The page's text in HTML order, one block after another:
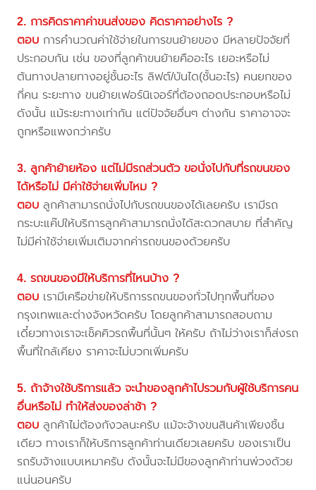
2. การคิดราคาค่าขนส่งของ คิดราคาอย่างไร ?
ตอบ การคำนวณค่าใช้จ่ายในการขนย้ายของ มีหลายปัจจัยที่
ประกอบกัน เช่น ของที่ลูกค้าขนย้ายคืออะไร เยอะหรือไม่
ต้นทางปลายทางอยู่ชั้นอะไร ลิฟต์/บันได(ชั้นอะไร) คนยกของ
กี่คน ระยะทาง ขนย้ายเฟอร์นิเจอร์ที่ต้องถอดประกอบหรือไม่
ดังนั้น แม้ระยะทางเท่ากัน แต่ปัจจัยอื่นๆ ต่างกัน ราคาอาจจะ
ถูกหรือแพงกว่าครับ
3. ลูกค้าย้ายห้อง แต่ไม่มีรถส่วนตัว ขอนั่งไปกับที่รถขนของ
ได้หรือไม่ มีค่าใช้จ่ายเพิ่มไหม ?
ตอบ ลูกค้าสามารถนั่งไปกับรถขนของได้เลยครับ เรามีรถ
กระบะแค๊ปให้บริการลูกค้าสามารถนั่งได้สะดวกสบาย ที่สำคัญ
ไม่มีค่าใช้จ่ายเพิ่มเติมจากค่ารถขนของด้วยครับ
4. รถขนของมีให้บริการที่ไหนบ้าง ?
ตอบ เรามีเครือข่ายให้บริการรถขนของทั่วไปทุกพื้นที่ของ
กรุงเทพและต่างจังหวัดครับ โดยลูกค้าสามารถสอบถาม
เดี๋ยวทางเราจะเช็คคิวรถพื้นที่นั้นๆ ให้ครับ ถ้าไม่ว่างเราก็ส่งรถ
พื้นที่ใกล้เคียง ราคาจะไม่บวกเพิ่มครับ
5. ถ้าจ้างใช้บริการแล้ว จะนำของลูกค้าไปรวมกับผู้ใช้บริการคน
อื่นหรือไม่ ทำให้ส่งของล่าช้า ?
ตอบ ลูกค้าไม่ต้องกังวลนะครับ แม้จะจ้างขนสินค้าเพียงชิ้น
เดียว ทางเราก็ให้บริการลูกค้าท่านเดียวเลยครับ ของเราเป็น
รถรับจ้างแบบเหมาครับ ดังนั้นจะไม่มีของลูกค้าท่านพ่วงด้วย
แน่นอนครับ